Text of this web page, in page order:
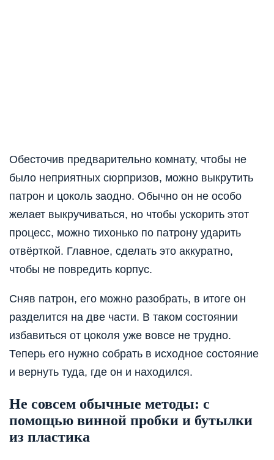
Обесточив предварительно комнату, чтобы не
было неприятных сюрпризов, можно выкрутить
патрон и цоколь заодно. Обычно он не особо
желает выкручиваться, но чтобы ускорить этот
процесс, можно тихонько по патрону ударить
отвёрткой. Главное, сделать это аккуратно,
чтобы не повредить корпус.
Сняв патрон, его можно разобрать, в итоге он
разделится на две части. В таком состоянии
избавиться от цоколя уже вовсе не трудно.
Теперь его нужно собрать в исходное состояние
и вернуть туда, где он и находился.
Не совсем обычные методы: с
помощью винной пробки и бутылки
из пластика